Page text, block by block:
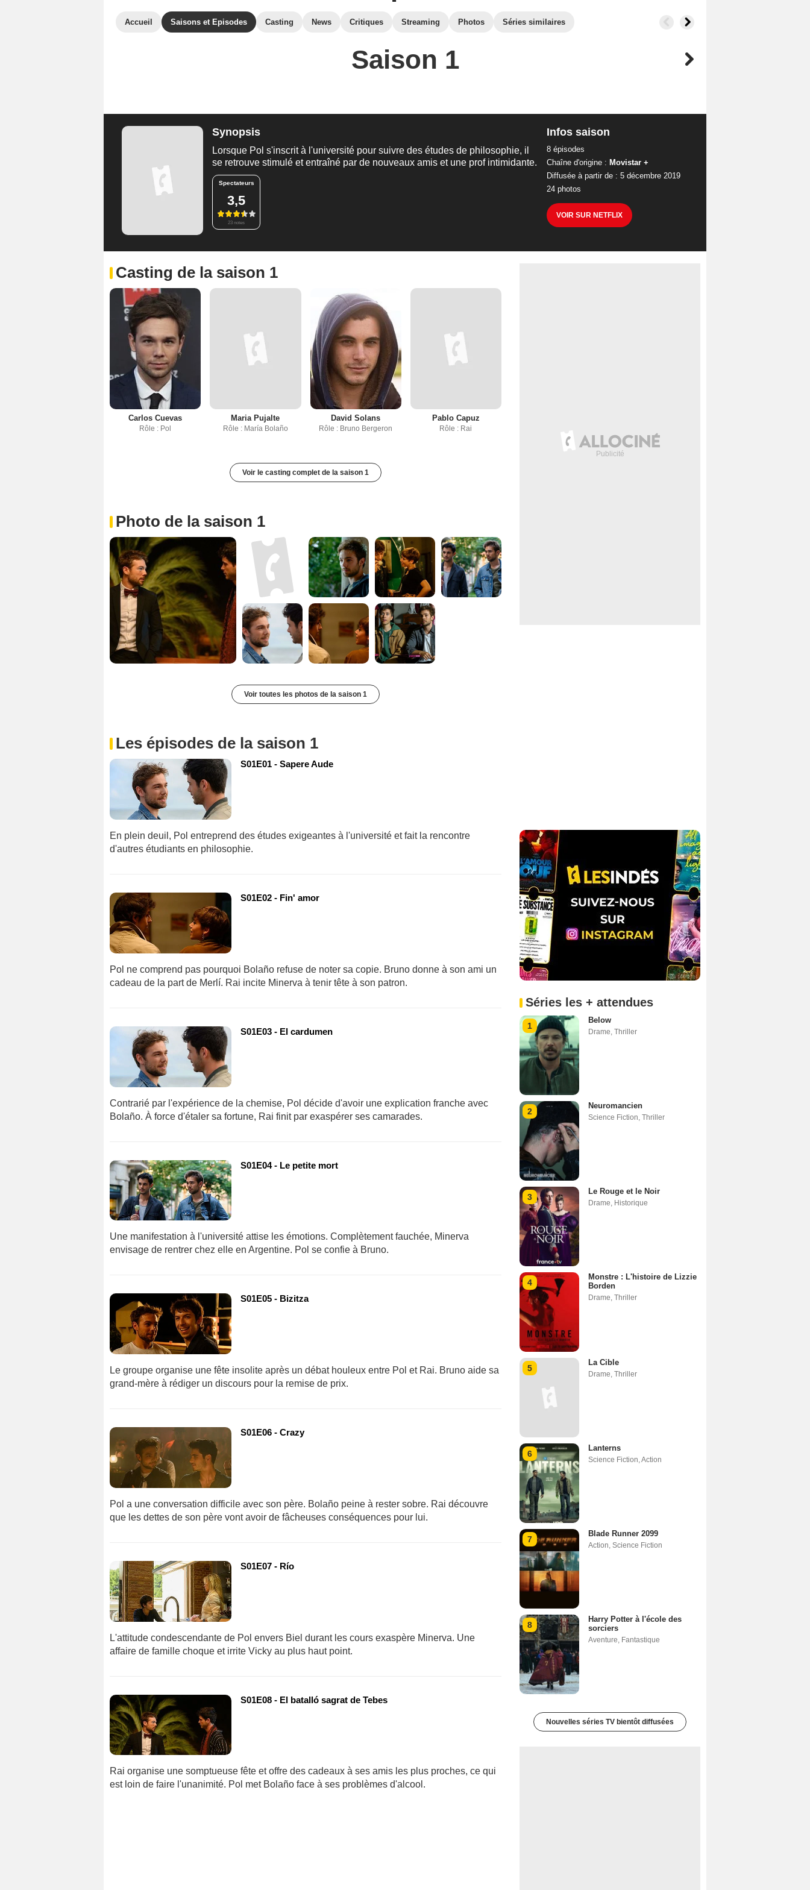
Accueil Saisons et Episodes Casting News Critiques Streaming Photos Séries similaires
Saison 1
Synopsis
Lorsque Pol s'inscrit à l'université pour suivre des études de philosophie, il
se retrouve stimulé et entraîné par de nouveaux amis et une prof intimidante.
Spectateurs
3,5
23 notes
Infos saison
8 épisodes
Chaîne d'origine : Movistar +
Diffusée à partir de : 5 décembre 2019
24 photos
VOIR SUR NETFLIX
Casting de la saison 1
Carlos Cuevas
Rôle : Pol
Maria Pujalte
Rôle : María Bolaño
David Solans
Rôle : Bruno Bergeron
Pablo Capuz
Rôle : Rai
Voir le casting complet de la saison 1
Photo de la saison 1
Voir toutes les photos de la saison 1
Les épisodes de la saison 1
S01E01 - Sapere Aude
En plein deuil, Pol entreprend des études exigeantes à l'université et fait la rencontre
d'autres étudiants en philosophie.
S01E02 - Fin' amor
Pol ne comprend pas pourquoi Bolaño refuse de noter sa copie. Bruno donne à son ami un
cadeau de la part de Merlí. Rai incite Minerva à tenir tête à son patron.
S01E03 - El cardumen
Contrarié par l'expérience de la chemise, Pol décide d'avoir une explication franche avec
Bolaño. À force d'étaler sa fortune, Rai finit par exaspérer ses camarades.
S01E04 - Le petite mort
Une manifestation à l'université attise les émotions. Complètement fauchée, Minerva
envisage de rentrer chez elle en Argentine. Pol se confie à Bruno.
S01E05 - Bizitza
Le groupe organise une fête insolite après un débat houleux entre Pol et Rai. Bruno aide sa
grand-mère à rédiger un discours pour la remise de prix.
S01E06 - Crazy
Pol a une conversation difficile avec son père. Bolaño peine à rester sobre. Rai découvre
que les dettes de son père vont avoir de fâcheuses conséquences pour lui.
S01E07 - Río
L'attitude condescendante de Pol envers Biel durant les cours exaspère Minerva. Une
affaire de famille choque et irrite Vicky au plus haut point.
S01E08 - El batalló sagrat de Tebes
Rai organise une somptueuse fête et offre des cadeaux à ses amis les plus proches, ce qui
est loin de faire l'unanimité. Pol met Bolaño face à ses problèmes d'alcool.
Séries les + attendues
1
Below
Drame Thriller
2
Neuromancien
Science Fiction Thriller
3
Le Rouge et le Noir
Drame Historique
4
Monstre : L'histoire de Lizzie
Borden
Drame Thriller
5
La Cible
Drame Thriller
6
Lanterns
Science Fiction Action
7
Blade Runner 2099
Action Science Fiction
8
Harry Potter à l'école des
sorciers
Aventure Fantastique
Nouvelles séries TV bientôt diffusées